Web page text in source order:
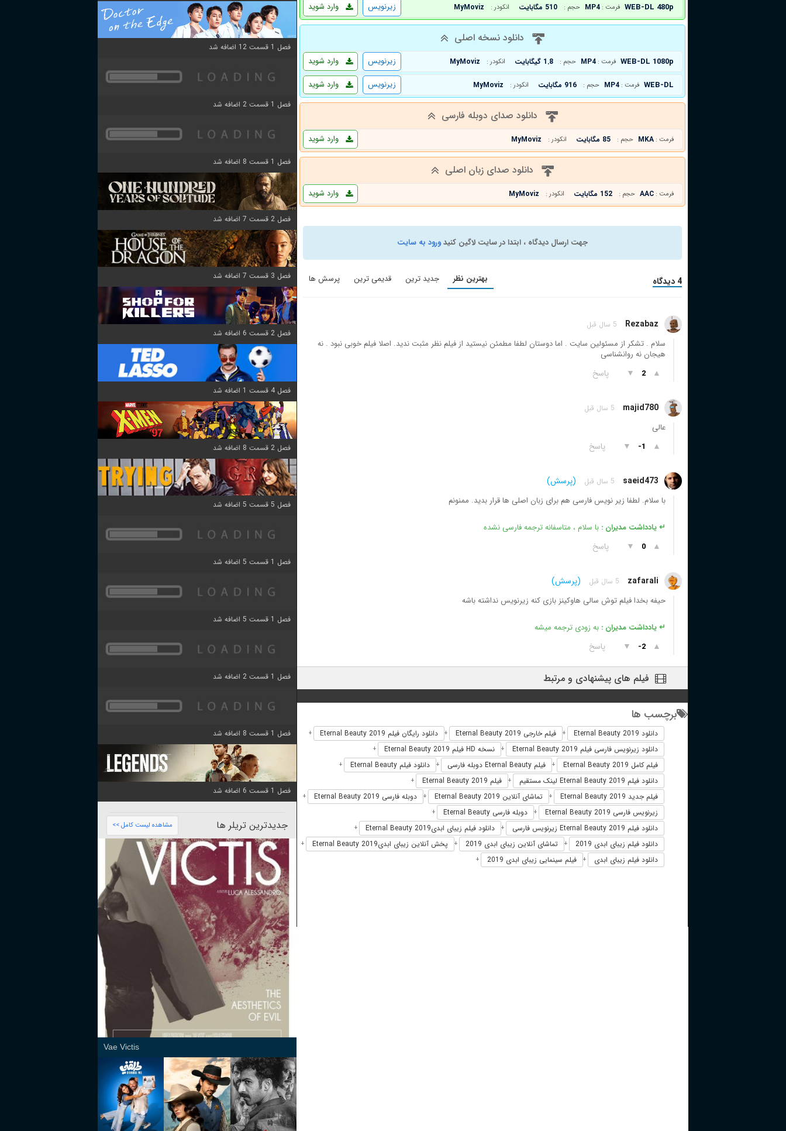
WEB-DL 480p فرمت : MP4 حجم : 510 مگابایت انکودر : MyMoviz وارد شوید زیرنویس
دانلود نسخه اصلی
WEB-DL 1080p فرمت : MP4 حجم : 1.8 گیگابایت انکودر : MyMoviz وارد شوید
زیرنویس
WEB-DL فرمت : MP4 حجم : 916 مگابایت انکودر : MyMoviz وارد شوید زیرنویس
دانلود صدای دوبله فارسی
فرمت : MKA حجم : 85 مگابایت انکودر : MyMoviz وارد شوید
دانلود صدای زبان اصلی
فرمت : AAC حجم : 152 مگابایت انکودر : MyMoviz وارد شوید
جهت ارسال دیدگاه ، ابتدا در سایت لاگین کنیدورود به سایت
4 دیدگاه بهترین نظر جدید ترین قدیمی ترین پرسش ها
Rezabaz 5 سال قبل
سلام . تشکر از مسئولین سایت . اما دوستان لطفا مطمئن نیستید از فیلم نظر مثبت ندید. اصلا فیلم خوبی نبود . نه
هیجان نه روانشناسی
▲
2
▼ پاسخ
majid780 5 سال قبل
عالی
▲
-1
▼ پاسخ
saeid473 5 سال قبل (پرسش)
با سلام. لطفا زیر نویس فارسی هم برای زبان اصلی ها قرار بدید. ممنونم
↵ یادداشت مدیران : با سلام ، متاسفانه ترجمه فارسی نشده
▲
0
▼ پاسخ
zafarali 5 سال قبل (پرسش)
حیفه بخدا فیلم توش سالی هاوکینز بازی کنه زیرنویس نداشته باشه
↵ یادداشت مدیران : به زودی ترجمه میشه
▲
-2
▼ پاسخ
فیلم های پیشنهادی و مرتبط
برچسب ها
دانلود Eternal Beauty 2019 + فیلم خارجی Eternal Beauty 2019 + دانلود رایگان فیلم Eternal Beauty 2019 +
دانلود زیرنویس فارسی فیلم Eternal Beauty 2019 + نسخه HD فیلم Eternal Beauty 2019 +
فیلم کامل Eternal Beauty 2019 + فیلم Eternal Beauty دوبله فارسی + دانلود فیلم Eternal Beauty +
دانلود فیلم Eternal Beauty 2019 لینک مستقیم + فیلم Eternal Beauty 2019 +
فیلم جدید Eternal Beauty 2019 + تماشای آنلاین Eternal Beauty 2019 + دوبله فارسی Eternal Beauty 2019 +
زیرنویس فارسی Eternal Beauty 2019 + دوبله فارسی Eternal Beauty +
دانلود فیلم Eternal Beauty 2019 زیرنویس فارسی + دانلود فیلم زیبای ابدیEternal Beauty 2019 +
دانلود فیلم زیبای ابدی 2019 + تماشای آنلاین زیبای ابدی 2019 + پخش آنلاین زیبای ابدیEternal Beauty 2019 +
دانلود فیلم زیبای ابدی + فیلم سینمایی زیبای ابدی 2019 +
فصل 1 قسمت 12 اضافه شد
فصل 1 قسمت 2 اضافه شد
فصل 1 قسمت 8 اضافه شد
فصل 2 قسمت 7 اضافه شد
فصل 3 قسمت 7 اضافه شد
فصل 2 قسمت 6 اضافه شد
فصل 4 قسمت 1 اضافه شد
فصل 2 قسمت 8 اضافه شد
فصل 5 قسمت 5 اضافه شد
فصل 1 قسمت 5 اضافه شد
فصل 1 قسمت 5 اضافه شد
فصل 1 قسمت 2 اضافه شد
فصل 1 قسمت 8 اضافه شد
فصل 1 قسمت 6 اضافه شد
جدیدترین تریلر ها مشاهده لیست کامل >>
Vae Victis